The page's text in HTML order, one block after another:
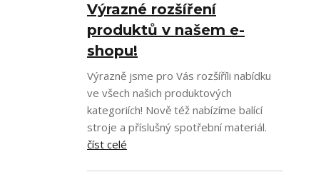
Výrazné rozšíření
produktů v našem e-
shopu!
Výrazně jsme pro Vás rozšíříli nabídku
ve všech našich produktových
kategoriích! Nově též nabízíme balící
stroje a příslušný spotřební materiál.
číst celé